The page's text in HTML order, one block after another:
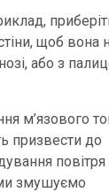
щоб вона
або з
м’язового
призвести до
повітря
змушуємо